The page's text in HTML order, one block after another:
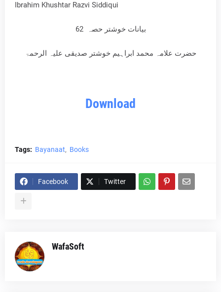
Ibrahim Khushtar Razvi Siddiqui
حضرت علامہ محمد ابراہیم خوشتر صدیقی علیہ الرحمۃ
Download
Tags: Bayanaat Books
Facebook Twitter
WafaSoft